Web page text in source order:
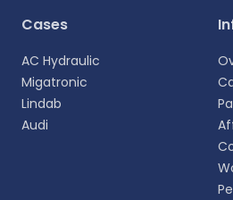
Cases
AC Hydraulic
Migatronic
Lindab
Audi